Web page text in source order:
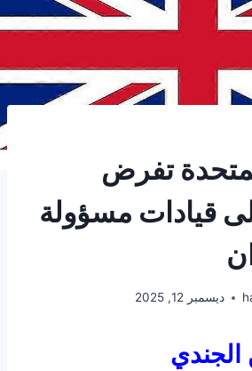
تفرض
قيادات مسؤولة
ديسمبر 12, 2025